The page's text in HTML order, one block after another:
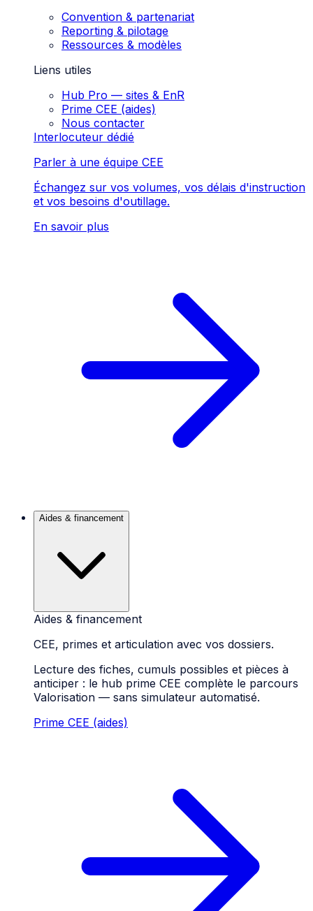
Convention & partenariat
Reporting & pilotage
Ressources & modèles
Liens utiles
Hub Pro — sites & EnR
Prime CEE (aides)
Nous contacter
Interlocuteur dédié
Parler à une équipe CEE
Échangez sur vos volumes, vos délais d'instruction
et vos besoins d'outillage.
En savoir plus
Aides & financement
Aides & financement
CEE, primes et articulation avec vos dossiers.
Lecture des fiches, cumuls possibles et pièces à
anticiper : le hub prime CEE complète le parcours
Valorisation — sans simulateur automatisé.
Prime CEE (aides)